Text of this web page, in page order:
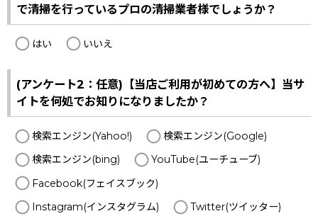
で清掃を行っているプロの清掃業者様でしょうか？
はい いいえ
(アンケート2：任意)【当店ご利用が初めての方へ】当サ
イトを何処でお知りになりましたか？
検索エンジン(Yahoo!)
検索エンジン(Google)
検索エンジン(bing)
YouTube(ユーチューブ)
Facebook(フェイスブック)
Instagram(インスタグラム)
Twitter(ツイッター)